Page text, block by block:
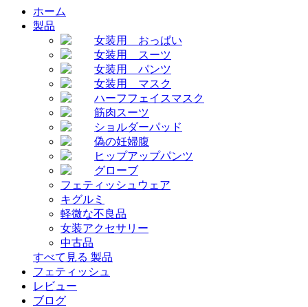
ホーム
製品
女装用 おっぱい
女装用 スーツ
女装用 パンツ
女装用 マスク
ハーフフェイスマスク
筋肉スーツ
ショルダーパッド
偽の妊婦腹
ヒップアップパンツ
グローブ
フェティッシュウェア
キグルミ
軽微な不良品
女装アクセサリー
中古品
すべて見る 製品
フェティッシュ
レビュー
ブログ